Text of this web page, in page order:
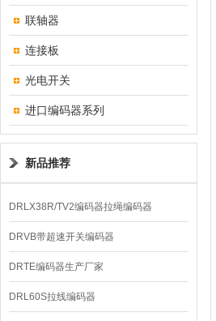
联轴器
连接板
光电开关
进口编码器系列
新品推荐
DRLX38R/TV2编码器拉绳编码器
DRVB带超速开关编码器
DRTE编码器生产厂家
DRL60S拉线编码器